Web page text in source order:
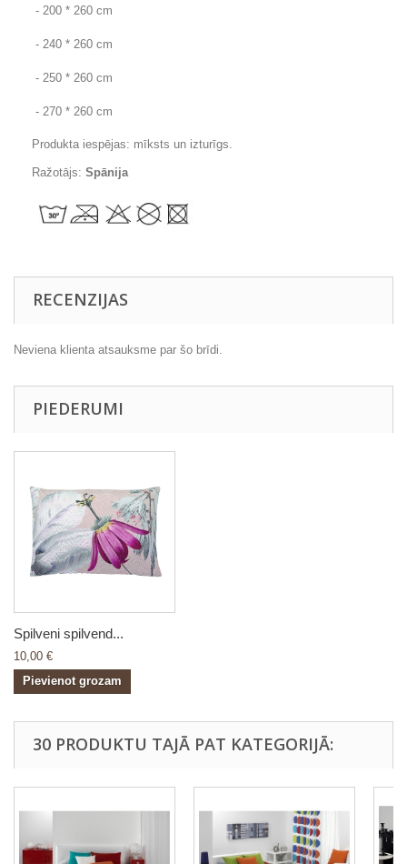
- 200 * 260 cm
- 240 * 260 cm
- 250 * 260 cm
- 270 * 260 cm
Produkta iespējas: mīksts un izturīgs.
Ražotājs: Spānija
RECENZIJAS
Neviena klienta atsauksme par šo brīdi.
PIEDERUMI
Spilveni spilvend...
10,00 €
Pievienot grozam
30 PRODUKTU TAJĀ PAT KATEGORIJĀ: